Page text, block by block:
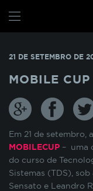
GRADUAÇÃO
MBA sTECH
GLOBAL MBAs
PÓS TECH
FIAP ON
21 DE SETEMBRO DE
MOBILE
Em 21 de setembro, a
MOBILECUP – uma
do curso de
Sistemas (TDS),
Sensato e Leandro
cookies para
navegação
armazenam
informações
nossas
COOKIES